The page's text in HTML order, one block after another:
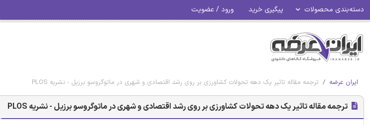
دسته‌بندی محصولات پیگیری خرید ورود / عضویت
ایران عرضه ترجمه مقاله تاثیر یک دهه تحولات کشاورزی بر روی رشد اقتصادی و شهری در ماتوگروسو برزیل - نشریه PLOS
ترجمه مقاله تاثیر یک دهه تحولات کشاورزی بر روی رشد اقتصادی و شهری در ماتوگروسو برزیل - نشریه PLOS